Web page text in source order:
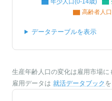
年少人口(0-14歳)
高齢者人
データテーブルを表示
生産年齢人口の変化は雇用市場
雇用データは 就活データブック